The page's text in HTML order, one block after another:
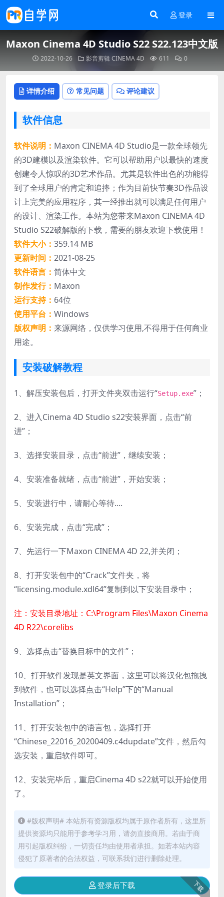
登录
Maxon Cinema 4D Studio S22 S22.123中文版
2022-10-26 影音剪辑CINEMA 4D 611 0
详情介绍 常见问题 评论建议
软件信息
软件说明： Maxon CINEMA 4D Studio是一款全球领先
的3D建模以及渲染软件。它可以帮助用户以最快的速度
创建令人惊叹的3D艺术作品。尤其是软件出色的功能得
到了全球用户的肯定和追捧；作为目前快节奏3D作品设
计上完美的应用程序，其一经推出就可以满足任何用户
的设计、渲染工作。本站为您带来Maxon CINEMA 4D
Studio S22破解版的下载，需要的朋友欢迎下载使用！
软件大小： 359.14 MB
更新时间： 2021-08-25
软件语言： 简体中文
制作发行： Maxon
运行支持： 64位
使用平台： Windows
版权声明： 来源网络，仅供学习使用,不得用于任何商业
用途。
安装破解教程
1、 解压安装包后，打开文件夹双击运行“Setup.exe”；
2、进入Cinema 4D Studio s22安装界面，点击“前
进”；
3、选择安装目录，点击“前进”，继续安装；
4、安装准备就绪，点击“前进”，开始安装；
5、安装进行中，请耐心等待....
6、安装完成，点击“完成”；
7、先运行一下Maxon CINEMA 4D 22,并关闭；
8、打开安装包中的“Crack”文件夹，将
“licensing.module.xdl64”复制到以下安装目录中；
注：安装目录地址：C:\Program Files\Maxon Cinema
4D R22\corelibs
9、选择点击“替换目标中的文件”；
10、打开软件发现是英文界面，这里可以将汉化包拖拽
到软件，也可以选择点击“Help”下的“Manual
Installation”；
11、打开安装包中的语言包，选择打开
“Chinese_22016_20200409.c4dupdate”文件，然后勾
选安装，重启软件即可。
12、安装完毕后，重启Cinema 4D s22就可以开始使用
了。
#版权声明# 本站所有资源版权均属于原作者所有，这里所
提供资源均只能用于参考学习用，请勿直接商用。若由于商
用引起版权纠纷，一切责任均由使用者承担。如若本站内容
侵犯了原著者的合法权益，可联系我们进行删除处理。
下载
登录后下载